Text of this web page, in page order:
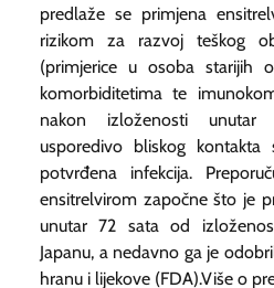
predlaže se primjena
rizikom za razvoj teškog
(primjerice u osoba starijih
komorbiditetima te
nakon izloženosti unutar
usporedivo bliskog
potvrđena infekcija.
ensitrelvirom započne što je
unutar 72 sata od
Japanu, a nedavno ga je
hranu i lijekove (FDA).Više o